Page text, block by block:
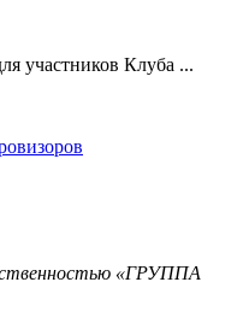
участников Клуба ...
«ГРУППА